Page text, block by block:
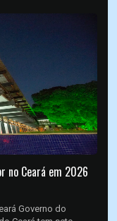
no Ceará em 2026
Governo do